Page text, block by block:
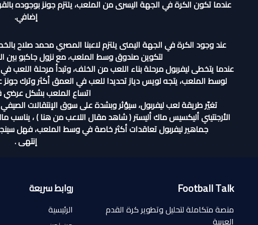
عندما تكون الكرة في الجهة اليسرى من الملعب، يلتزم جونز بوجوده
إضافي.
عند وجود الكرة في الجهة اليمنى يلتزم لاعبنا المصري محمد صلاح
لتكوين صندوق وسط الملعب، مع نزول جاكبو
عندما يتخطى ليفربول مرحلة بناء اللعب من الخلف، وتبدأ مرحلة اللعب
لوسط الملعب، يتجه لويس دياز تحديدا للعب في العمق أكثر وترك
اتساع الملعب بشكل عرضي
تغيّر طريقة لعب ليفربول، سيؤثر وبشدة على سوق الإنتقالات
الأرجنتيني أليكسيس ماك أليستر (شاهد مقال اللاعب من هنا) ، يناسب
جماهير ليفربول تعاقدات أكثر خاصة في وسط الملعب، فهل
إنتهى .
Football Talk
منصة متكاملة لتحليل وتطوير كرة القدم
العربية
روابط سريعة
الرئيسية